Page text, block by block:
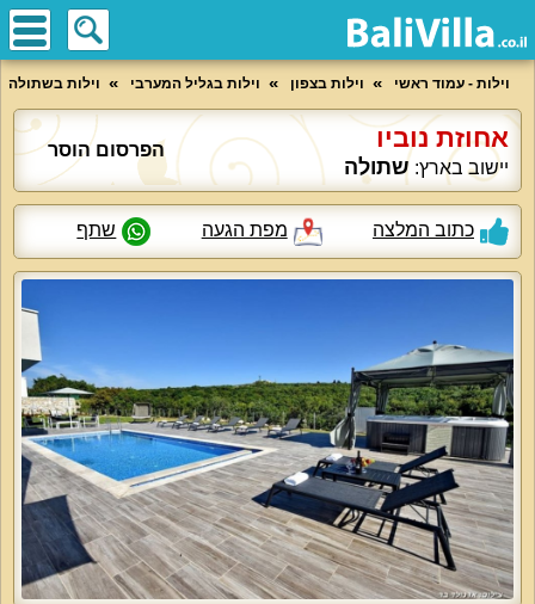
וילות - עמוד ראשי וילות בצפון וילות בגליל המערבי וילות בשתולה
אחוזת נוביו
יישוב בארץ: שתולה
הפרסום הוסר
כתוב המלצה מפת הגעה שתף